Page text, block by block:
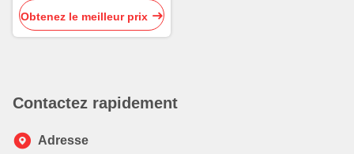
ondes sans plomb
Obtenez le meilleur prix
Contactez rapidement
Adresse